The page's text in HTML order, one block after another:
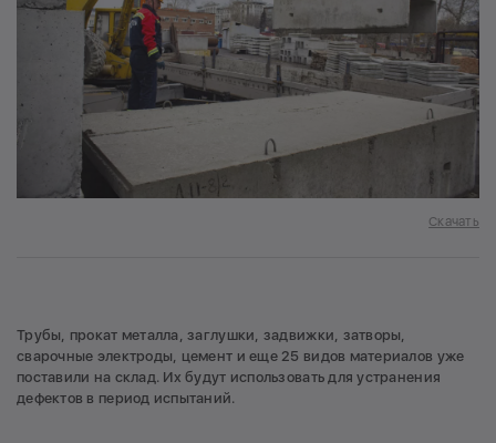
Скачать
Трубы, прокат металла, заглушки, задвижки, затворы,
сварочные электроды, цемент и еще 25 видов материалов уже
поставили на склад. Их будут использовать для устранения
дефектов в период испытаний.